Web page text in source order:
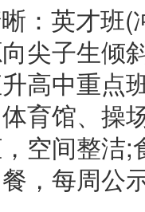
：英才班
尖子生倾
高中重点
育馆、操
空间整洁
，每周公